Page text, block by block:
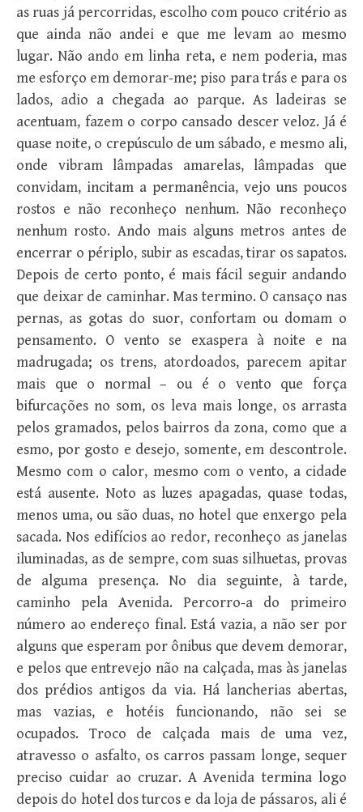
as ruas já percorridas, escolho com pouco critério as
que ainda não andei e que me levam ao mesmo
lugar. Não ando em linha reta, e nem poderia, mas
me esforço em demorar-me; piso para trás e para os
lados, adio a chegada ao parque. As ladeiras se
acentuam, fazem o corpo cansado descer veloz. Já é
quase noite, o crepúsculo de um sábado, e mesmo ali,
onde vibram lâmpadas amarelas, lâmpadas que
convidam, incitam a permanência, vejo uns poucos
rostos e não reconheço nenhum. Não reconheço
nenhum rosto. Ando mais alguns metros antes de
encerrar o périplo, subir as escadas, tirar os sapatos.
Depois de certo ponto, é mais fácil seguir andando
que deixar de caminhar. Mas termino. O cansaço nas
pernas, as gotas do suor, confortam ou domam o
pensamento. O vento se exaspera à noite e na
madrugada; os trens, atordoados, parecem apitar
mais que o normal – ou é o vento que força
bifurcações no som, os leva mais longe, os arrasta
pelos gramados, pelos bairros da zona, como que a
esmo, por gosto e desejo, somente, em descontrole.
Mesmo com o calor, mesmo com o vento, a cidade
está ausente. Noto as luzes apagadas, quase todas,
menos uma, ou são duas, no hotel que enxergo pela
sacada. Nos edifícios ao redor, reconheço as janelas
iluminadas, as de sempre, com suas silhuetas, provas
de alguma presença. No dia seguinte, à tarde,
caminho pela Avenida. Percorro-a do primeiro
número ao endereço final. Está vazia, a não ser por
alguns que esperam por ônibus que devem demorar,
e pelos que entrevejo não na calçada, mas às janelas
dos prédios antigos da via. Há lancherias abertas,
mas vazias, e hotéis funcionando, não sei se
ocupados. Troco de calçada mais de uma vez,
atravesso o asfalto, os carros passam longe, sequer
preciso cuidar ao cruzar. A Avenida termina logo
depois do hotel dos turcos e da loja de pássaros, ali é